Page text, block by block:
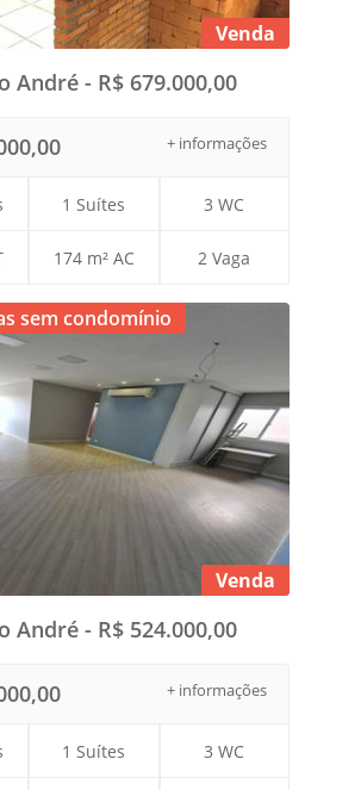
Venda
André - R$ 679.000,00
+ informações
1 Suítes 3 WC
174 m² AC 2 Vaga
sem condomínio
Venda
André - R$ 524.000,00
+ informações
1 Suítes 3 WC